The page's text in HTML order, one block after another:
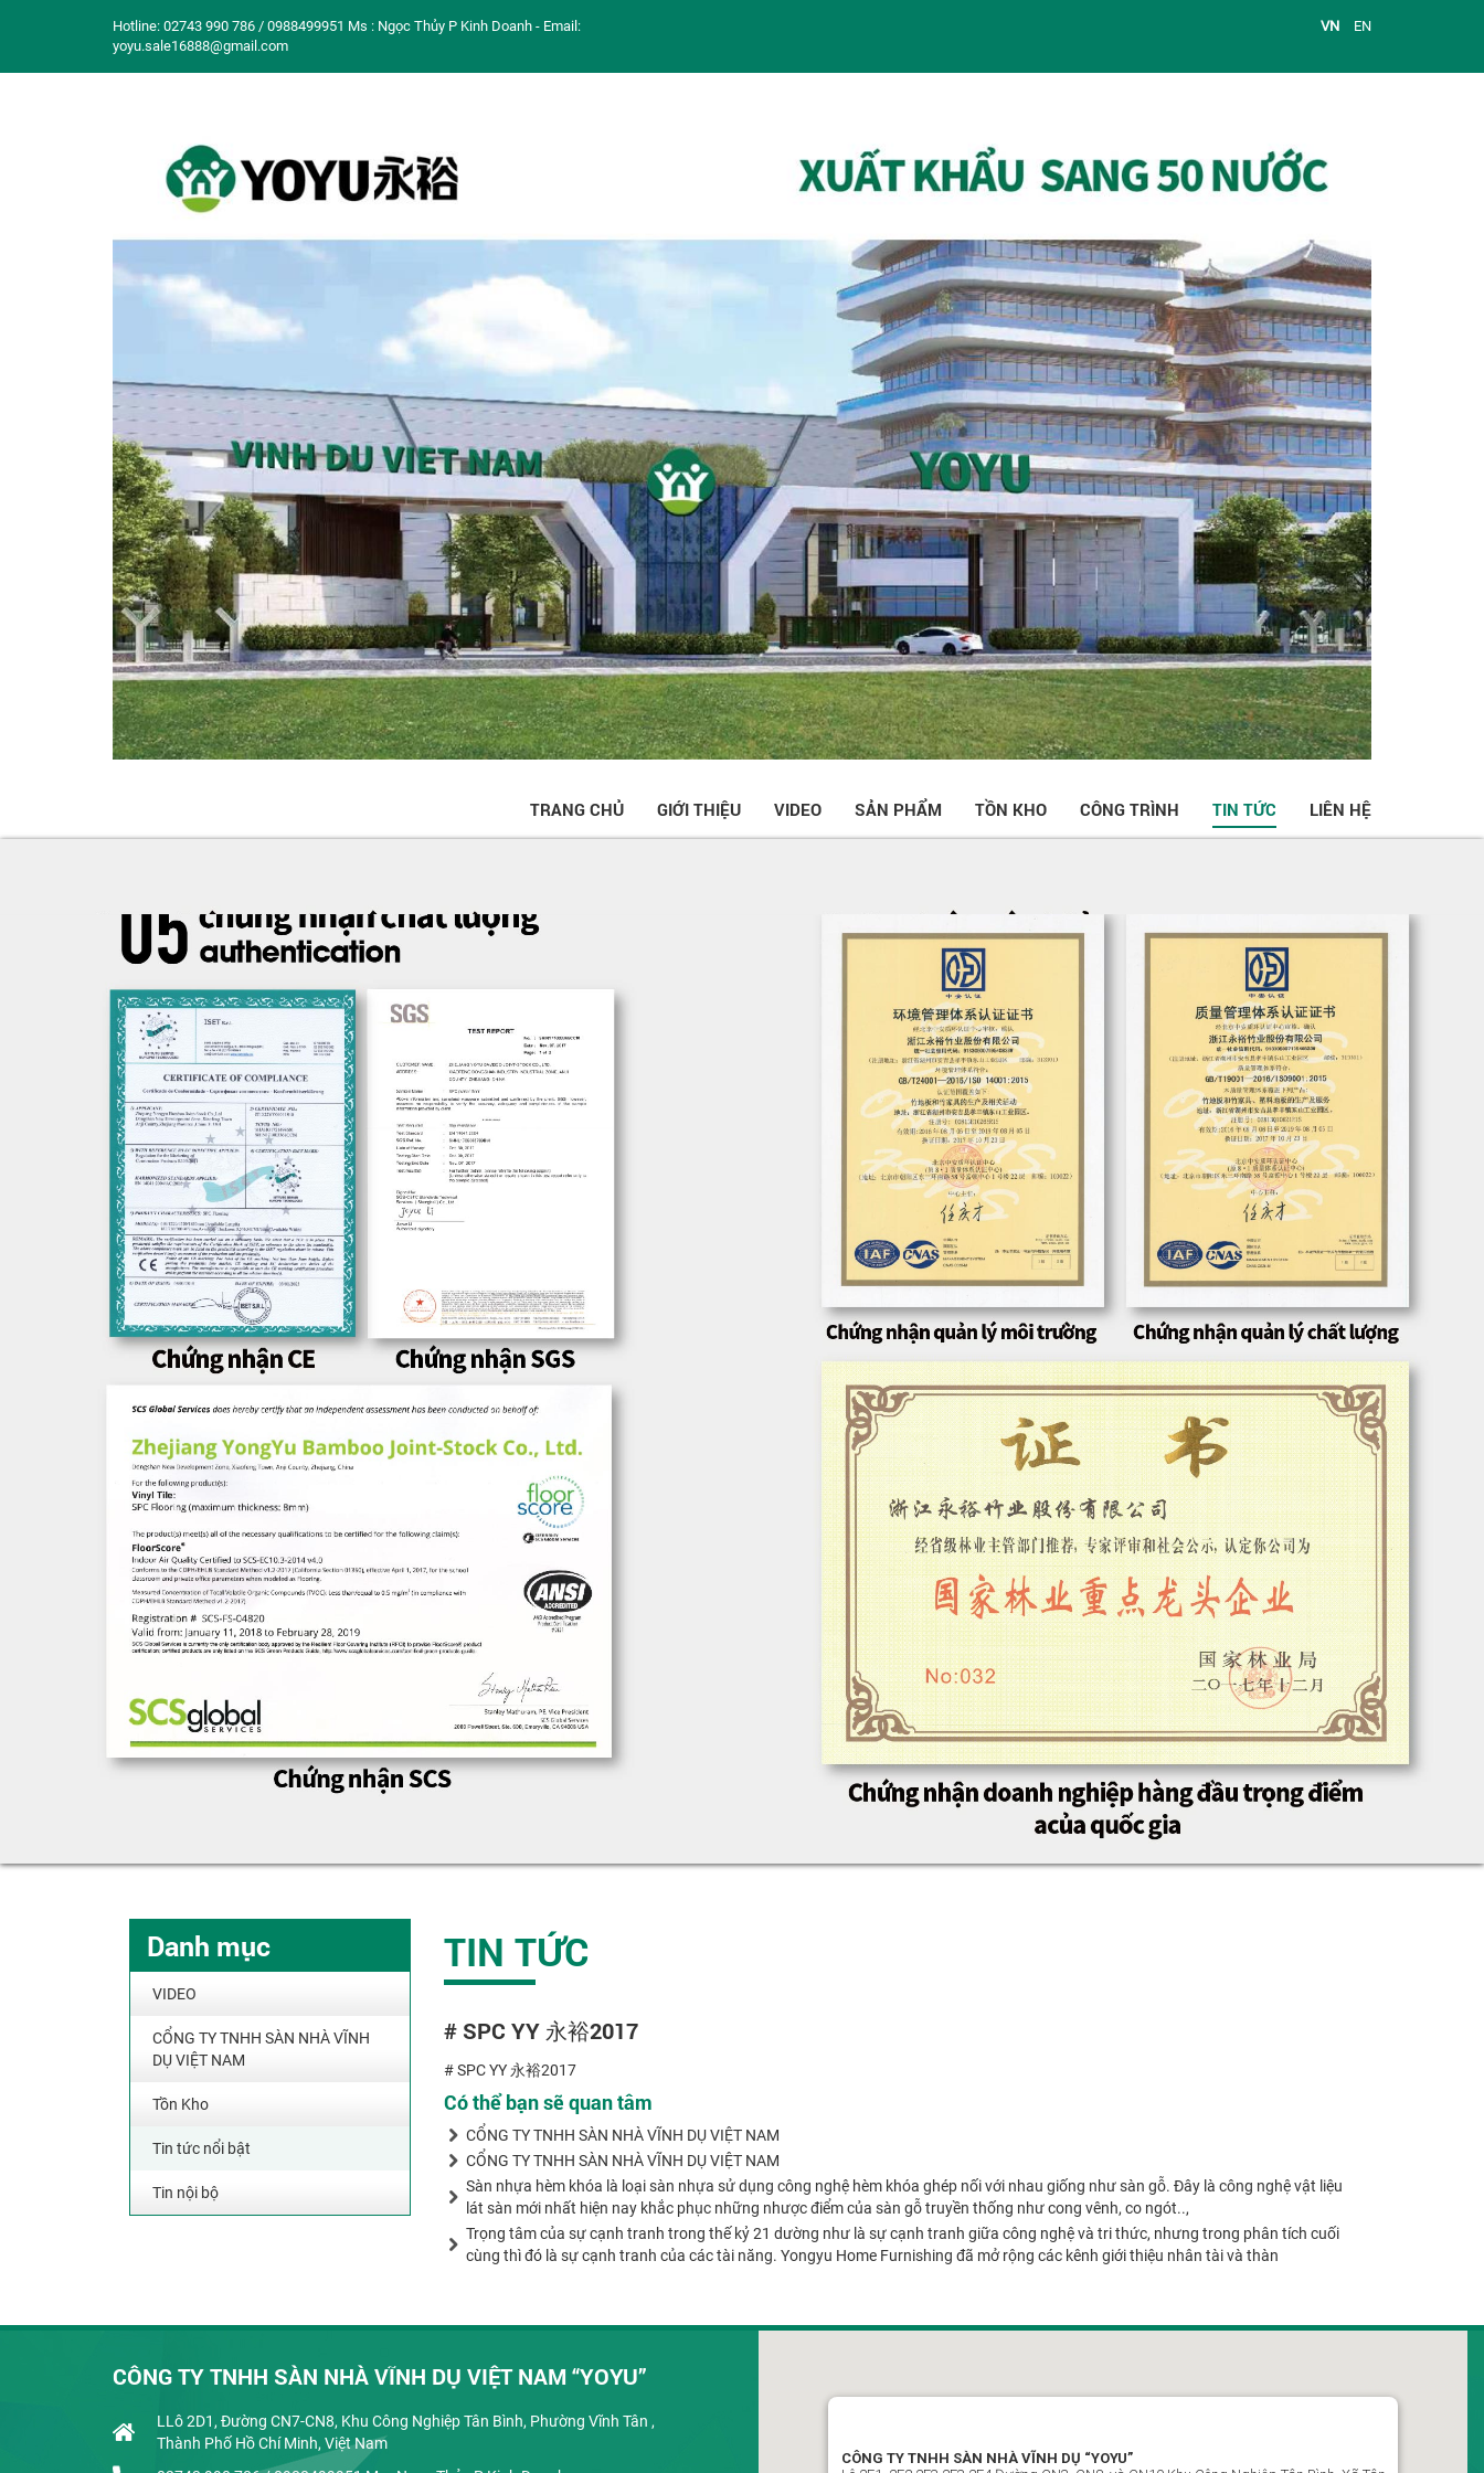
Hotline: 02743 990 786 / 0988499951 Ms : Ngọc Thủy P Kinh Doanh - Email:
yoyu.sale16888@gmail.com
VN EN
TRANG CHỦ GIỚI THIỆU VIDEO SẢN PHẨM TỒN KHO CÔNG TRÌNH TIN TỨC LIÊN HỆ
Danh mục
VIDEO
CỔNG TY TNHH SÀN NHÀ VĨNH
DỤ VIỆT NAM
Tồn Kho
Tin tức nổi bật
Tin nội bộ
TIN TỨC
# SPC YY 永裕2017
# SPC YY 永裕2017
Có thể bạn sẽ quan tâm
CỔNG TY TNHH SÀN NHÀ VĨNH DỤ VIỆT NAM
CỔNG TY TNHH SÀN NHÀ VĨNH DỤ VIỆT NAM
Sàn nhựa hèm khóa là loại sàn nhựa sử dụng công nghệ hèm khóa ghép nối với nhau giống như sàn gỗ. Đây là công nghệ vật liệu
lát sàn mới nhất hiện nay khắc phục những nhược điểm của sàn gỗ truyền thống như cong vênh, co ngót..,
Trọng tâm của sự cạnh tranh trong thế kỷ 21 dường như là sự cạnh tranh giữa công nghệ và tri thức, nhưng trong phân tích cuối
cùng thì đó là sự cạnh tranh của các tài năng. Yongyu Home Furnishing đã mở rộng các kênh giới thiệu nhân tài và thàn
CÔNG TY TNHH SÀN NHÀ VĨNH DỤ VIỆT NAM “YOYU”
LLô 2D1, Đường CN7-CN8, Khu Công Nghiệp Tân Bình, Phường Vĩnh Tân ,
Thành Phố Hồ Chí Minh, Việt Nam
CÔNG TY TNHH SÀN NHÀ VĨNH DỤ “YOYU”